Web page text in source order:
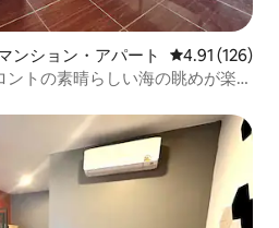
ンション・アパート レビュー126
4.91 (126)
トの素晴らしい海の眺めが楽し
す。